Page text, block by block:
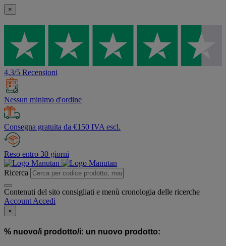
×
4,3/5 Recensioni
Nessun minimo d'ordine
Consegna gratuita da €150 IVA escl.
Reso entro 30 giorni
Ricerca
Contenuti del sito consigliati e menù cronologia delle ricerche
Account Accedi
×
% nuovo/i prodotto/i: un nuovo prodotto: